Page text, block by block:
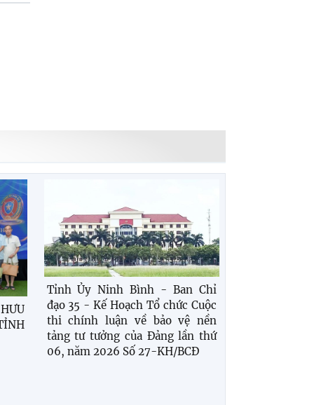
Tỉnh Ủy Ninh Bình - Ban Chỉ
đạo 35 - Kế Hoạch Tổ chức Cuộc
thi chính luận về bảo vệ nền
tảng tư tưởng của Đảng lần thứ
06, năm 2026 Số 27-KH/BCĐ